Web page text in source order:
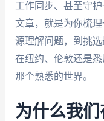
工作同步、甚至守
文章，就是为你梳
源理解问题，到挑
在纽约、伦敦还是
那个熟悉的世界。
为什么我们